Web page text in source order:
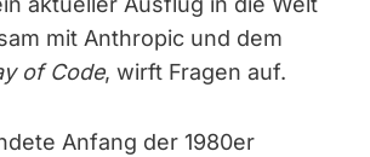
mit Anthropic und dem
of Code, wirft Fragen auf.
Anfang der 1980er